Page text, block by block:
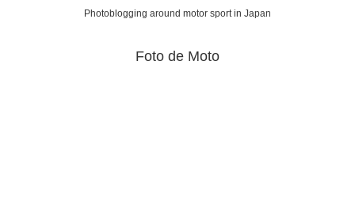
Photoblogging around motor sport in Japan
Foto de Moto